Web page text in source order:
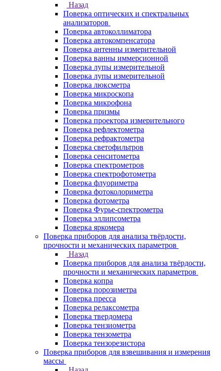
Назад
Поверка оптических и спектральных
анализаторов
Поверка автоколлиматора
Поверка автокомпенсатора
Поверка антенны измерительной
Поверка ванны иммерсионной
Поверка лупы измерительной
Поверка лупы измерительной
Поверка люксметра
Поверка микроскопа
Поверка микрофона
Поверка призмы
Поверка проектора измерительного
Поверка рефлектометра
Поверка рефрактометра
Поверка светофильтров
Поверка сенситометра
Поверка спектрометров
Поверка спектрофотометра
Поверка флуориметра
Поверка фотоколориметра
Поверка фотометра
Поверка Фурье-спектрометра
Поверка эллипсометра
Поверка яркомера
Поверка приборов для анализа твёрдости,
прочности и механических параметров
Назад
Поверка приборов для анализа твёрдости,
прочности и механических параметров
Поверка копра
Поверка порозиметра
Поверка пресса
Поверка релаксометра
Поверка твердомера
Поверка тензиометра
Поверка тензометра
Поверка тензорезистора
Поверка приборов для взвешивания и измерения
массы